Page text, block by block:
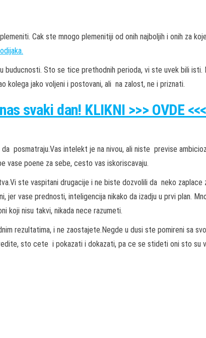
Cak ste mnogo plemenitiji od onih najboljih i onih za
Sto se tice prethodnih perioda, vi ste uvek bili
jako voljeni i postovani, ali na zalost, ne i priznati.
svaki dan! KLIKNI >>> OVDE <<<
posmatraju.Vas intelekt je na nivou, ali niste previse
vase poene za sebe, cesto vas iskoriscavaju.
ste vaspitani drugacije i ne biste dozvolili da neko
jer vase prednosti, inteligencija nikako da izadju u prvi plan.
koji nisu takvi, nikada nece razumeti.
rezultatima, i ne zaostajete.Negde u dusi ste pomireni sa
sto cete i pokazati i dokazati, pa ce se stideti oni sto su